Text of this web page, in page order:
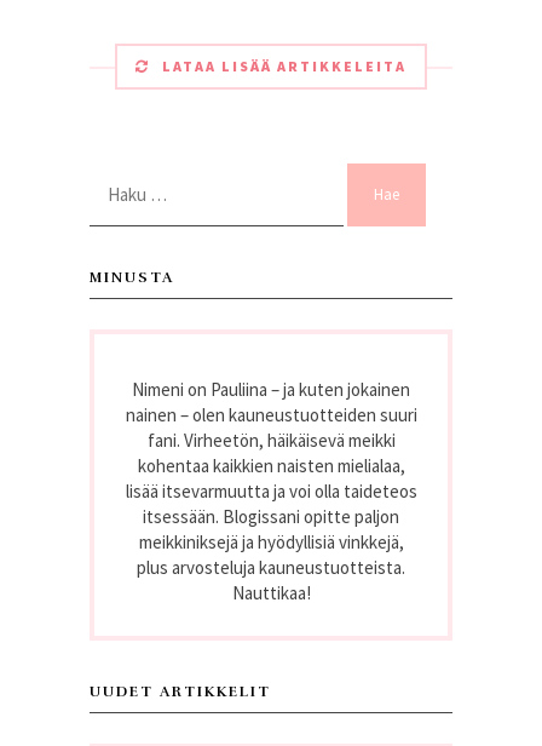
LATAA LISÄÄ ARTIKKELEITA
MINUSTA
Nimeni on Pauliina – ja kuten jokainen
nainen – olen kauneustuotteiden suuri
fani. Virheetön, häikäisevä meikki
kohentaa kaikkien naisten mielialaa,
lisää itsevarmuutta ja voi olla taideteos
itsessään. Blogissani opitte paljon
meikkiniksejä ja hyödyllisiä vinkkejä,
plus arvosteluja kauneustuotteista.
Nauttikaa!
UUDET ARTIKKELIT